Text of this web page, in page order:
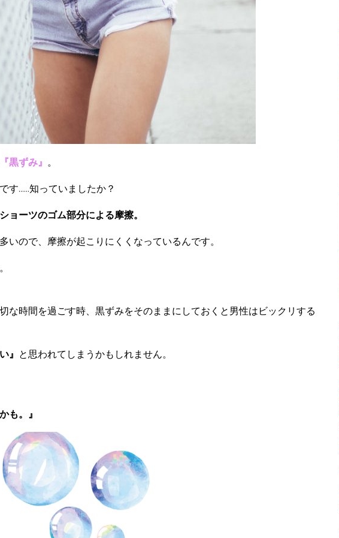
『黒ずみ』 。
す……知っていましたか？
ショーツのゴム部分による摩擦。
いので、摩擦が起こりにくくなっているんです。
な時間を過ごす時、黒ずみをそのままにしておくと男性はビックリする
』 と思われてしまうかもしれません。
も。』